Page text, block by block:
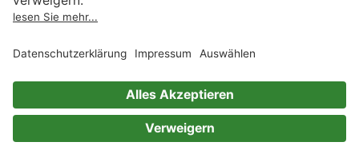
Impressum
Immer ein gutes Buch